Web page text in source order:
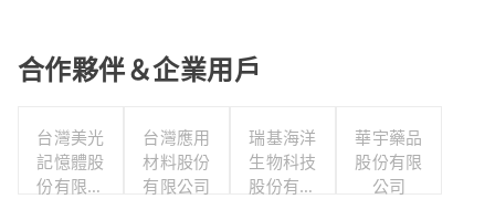
合作夥伴＆企業用戶
台灣美光
記憶體股
份有限公
台灣應用
材料股份
有限公司
瑞基海洋
生物科技
股份有限
華宇藥品
股份有限
公司